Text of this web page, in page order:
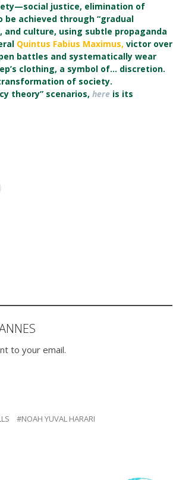
justice, elimination of
achieved through “gradual
culture, using subtle propaganda
Quintus Fabius Maximus, victor over
battles and systematically wear
clothing, a symbol of… discretion.
of society.
theory” scenarios, here is its
to your email.
NOAH YUVAL HARARI